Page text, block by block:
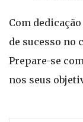
Com
de sucesso no
Prepare-se
nos seus